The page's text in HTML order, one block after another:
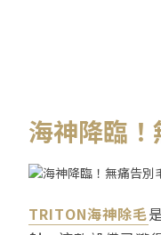
海神降臨
TRITON海神除毛